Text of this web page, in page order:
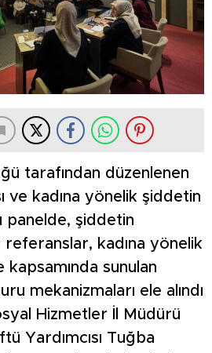
tarafından düzenlenen
ve kadına yönelik şiddetin
panelde, şiddetin
kadına yönelik
sunulan
mekanizmaları ele alındı
Hizmetler İl Müdürü
Yardımcısı Tuğba